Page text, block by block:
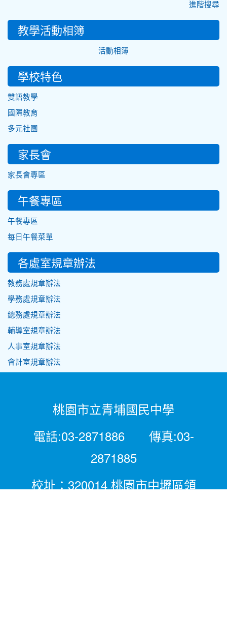
進階搜尋
教學活動相簿
活動相簿
學校特色
雙語教學
國際教育
多元社團
家長會
家長會專區
午餐專區
午餐專區
每日午餐菜單
各處室規章辦法
教務處規章辦法
學務處規章辦法
總務處規章辦法
輔導室規章辦法
人事室規章辦法
會計室規章辦法
桃園市立青埔國民中學
電話:03-2871886 傳真:03-
2871885
校址：320014 桃園市中壢區領